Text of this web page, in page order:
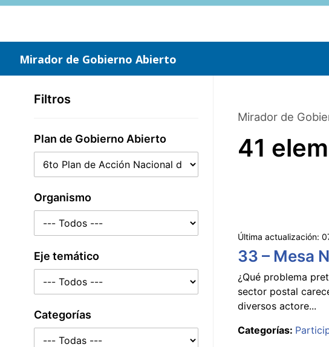
Saltar
Mirador de Gobierno Abierto
Filtros
Plan de Gobierno Abierto
Organismo
Eje temático
Categorías
Mirador de
41
Última actualización:
33 – Mesa
¿Qué problema
sector postal
diversos actore...
Categorías: